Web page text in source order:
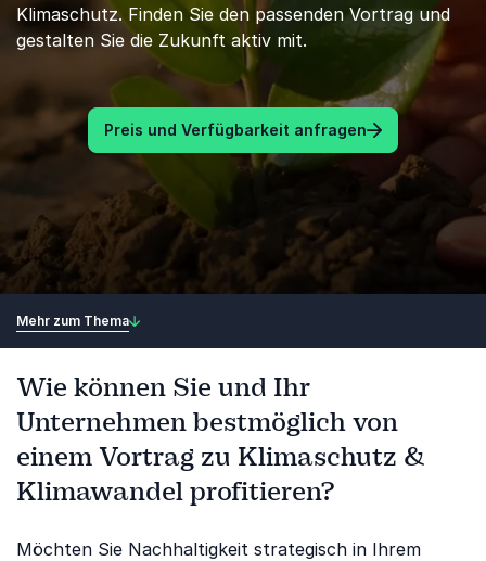
Klimaschutz. Finden Sie den passenden Vortrag und
gestalten Sie die Zukunft aktiv mit.
Preis und Verfügbarkeit anfragen
Mehr zum Thema
Wie können Sie und Ihr
Unternehmen bestmöglich von
einem Vortrag zu Klimaschutz &
Klimawandel profitieren?
Möchten Sie Nachhaltigkeit strategisch in Ihrem